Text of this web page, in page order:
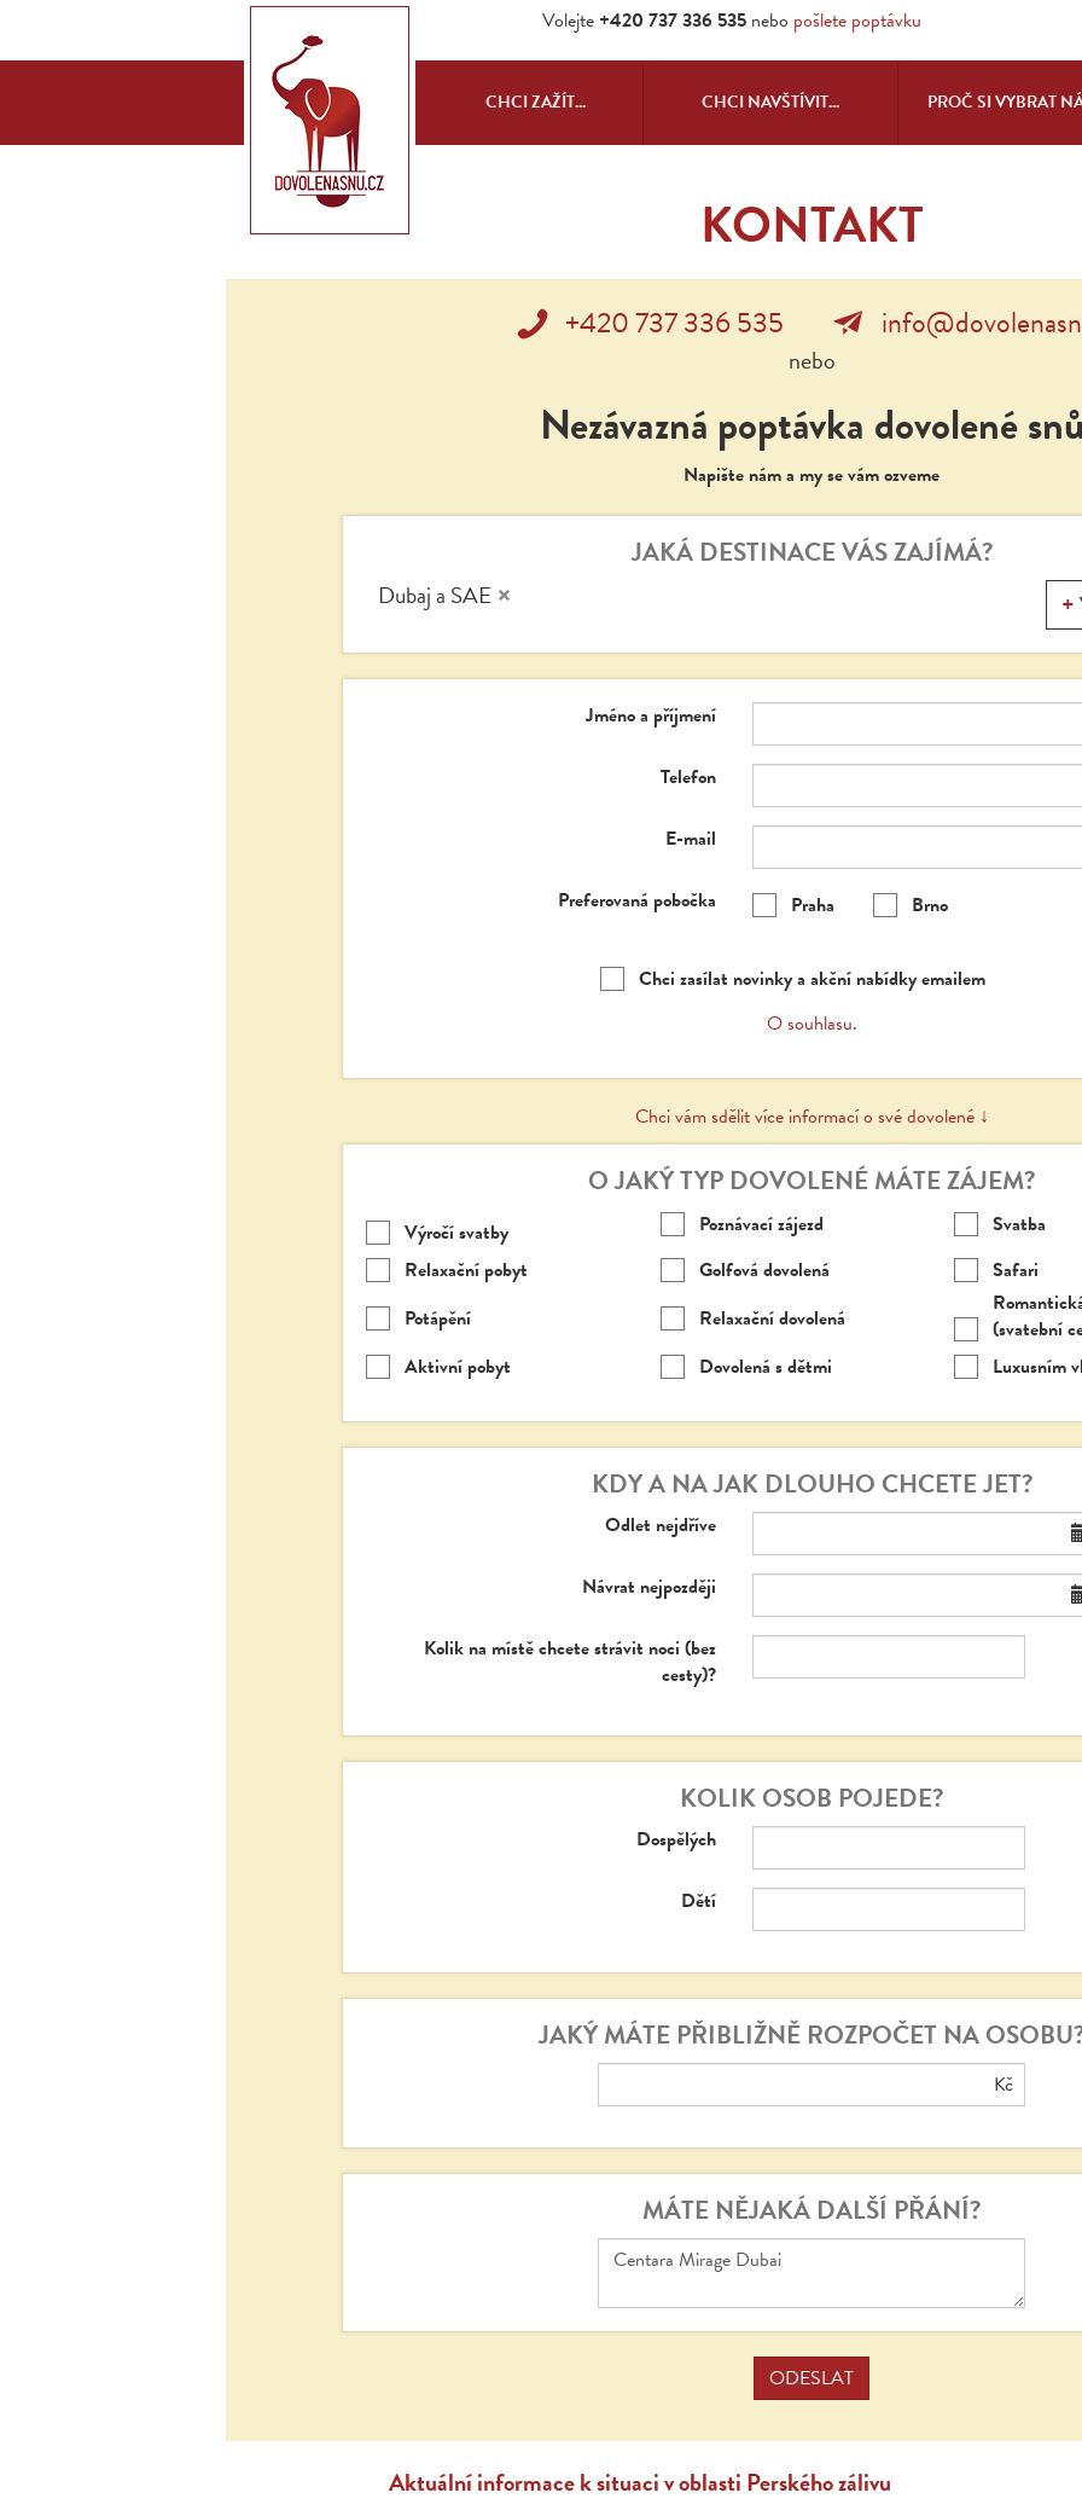
Volejte +420 737 336 535 nebo pošlete poptávku
CHCI ZAŽÍT... CHCI NAVŠTÍVIT... PROČ SI VYBRAT
KONTAKT
+420 737 336 535
nebo
Nezávazná poptávka dovolené
Napište nám a my se vám ozveme
JAKÁ DESTINACE VÁS ZAJÍMÁ?
Dubaj a SAE
Jméno a příjmení
Telefon
E-mail
Preferovaná pobočka Praha Brno
Chci zasílat novinky a akční nabídky emailem
O souhlasu.
Chci vám sdělit více informací o své dovolené ↓
O JAKÝ TYP DOVOLENÉ MÁTE ZÁJEM?
Výročí svatby Poznávací zájezd
Svatba
Relaxační pobyt
Golfová dovolená
Safari
Potápění
Relaxační dovolená
(svatební
Aktivní pobyt
Dovolená s dětmi Luxusním
KDY A NA JAK DLOUHO CHCETE JET?
Odlet nejdříve
Návrat nejpozději
Kolik na místě chcete strávit noci (bez
cesty)?
KOLIK OSOB POJEDE?
Dospělých
Dětí
JAKÝ MÁTE PŘIBLIŽNĚ ROZPOČET NA
Kč
MÁTE NĚJAKÁ DALŠÍ PŘÁNÍ?
Aktuální informace k situaci v oblasti Perského zálivu